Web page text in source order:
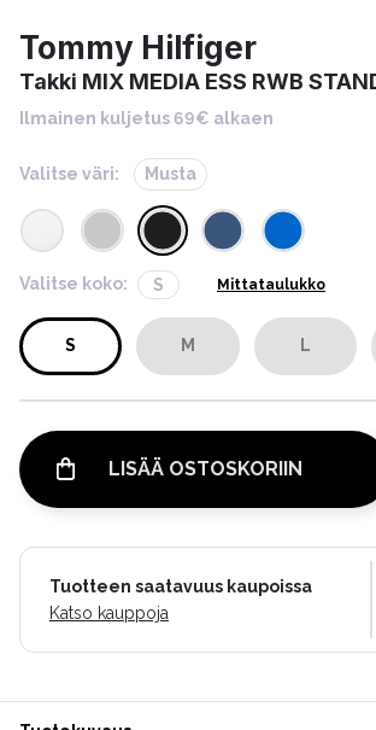
Tommy Hilfiger
Takki MIX MEDIA ESS RWB
Ilmainen kuljetus 69€ alkaen
Valitse väri: Musta
Valitse koko: S Mittataulukko
S M L
LISÄÄ OSTOSKORIIN
Tuotteen saatavuus kaupoissa
Katso kauppoja